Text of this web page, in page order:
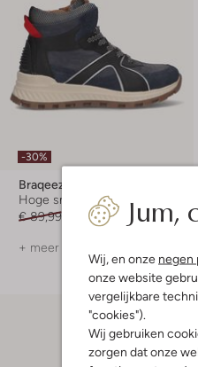
Jum,
Wij, en onze negen
onze website
vergelijkbare
"cookies").
Wij gebruiken
zorgen dat onze
-30%
Braqeez
Hoge sneakers
€ 89,99
€ 62,99
+ meer kleuren